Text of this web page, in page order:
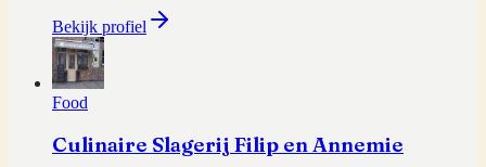
Bekijk profiel
Food
Culinaire Slagerij Filip en Annemie